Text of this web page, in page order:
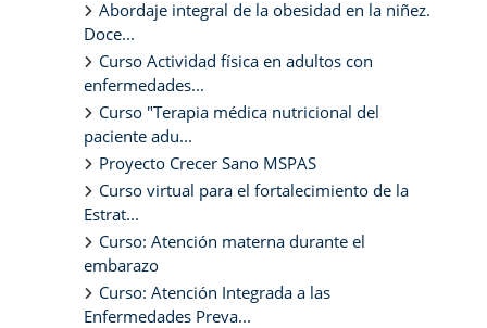
Abordaje integral de la obesidad en la niñez.
Doce...
Curso Actividad física en adultos con
enfermedades...
Curso "Terapia médica nutricional del
paciente adu...
Proyecto Crecer Sano MSPAS
Curso virtual para el fortalecimiento de la
Estrat...
Curso: Atención materna durante el
embarazo
Curso: Atención Integrada a las
Enfermedades Preva...